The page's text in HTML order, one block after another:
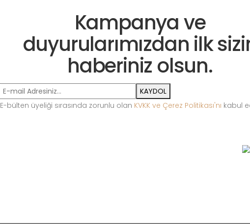
Kampanya ve
duyurularımızdan ilk
haberiniz olsun.
KAYDOL
E-bülten üyeliği sırasında zorunlu olan KVKK ve Çerez Politikası'nı kabul